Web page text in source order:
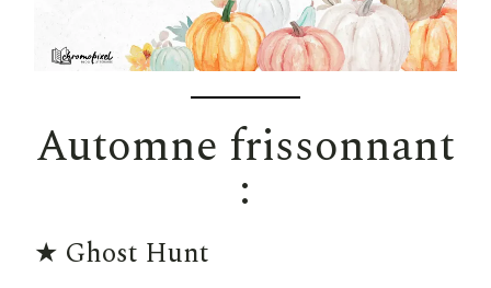
Automne frissonnant
:
★ Ghost Hunt